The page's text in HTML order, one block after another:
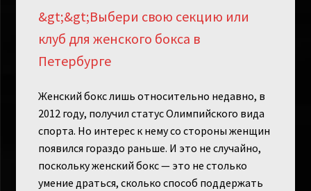
&gt;&gt;Выбери свою секцию или
клуб для женского бокса в
Петербурге
Женский бокс лишь относительно недавно, в
2012 году, получил статус Олимпийского вида
спорта. Но интерес к нему со стороны женщин
появился гораздо раньше. И это не случайно,
поскольку женский бокс — это не столько
умение драться, сколько способ поддержать